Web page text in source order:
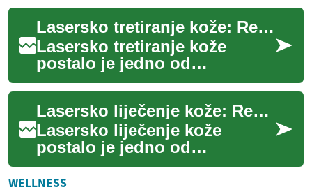
tkiva i oblikovanje tijela kada
di...
Lasersko tretiranje kože: Revolucionarna metoda za pomlađivanje i obnovu
Lasersko tretiranje kože
postalo je jedno od
najpopularnijih i
najučinkovitijih načina za
poboljšanje izgleda i zdrav...Lasersko liječenje kože: Revolucionarni pristup pomlađivanju
Lasersko liječenje kože
postalo je jedno od
najpopularnijih i
najučinkovitijih tretmana za
WELLNESS